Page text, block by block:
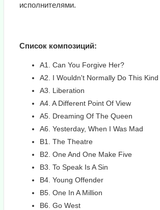
исполнителями.
Список композиций:
A1. Can You Forgive Her?
A2. I Wouldn't Normally Do This
A3. Liberation
A4. A Different Point Of View
A5. Dreaming Of The Queen
A6. Yesterday, When I Was Mad
B1. The Theatre
B2. One And One Make Five
B3. To Speak Is A Sin
B4. Young Offender
B5. One In A Million
B6. Go West